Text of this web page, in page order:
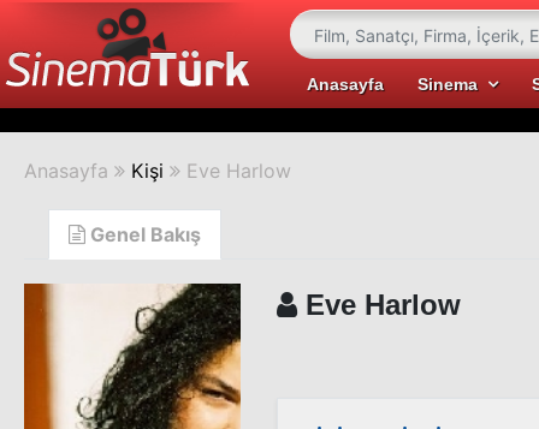
Anasayfa Sinema
Anasayfa Kişi Eve Harlow
Genel Bakış
Eve Harlow